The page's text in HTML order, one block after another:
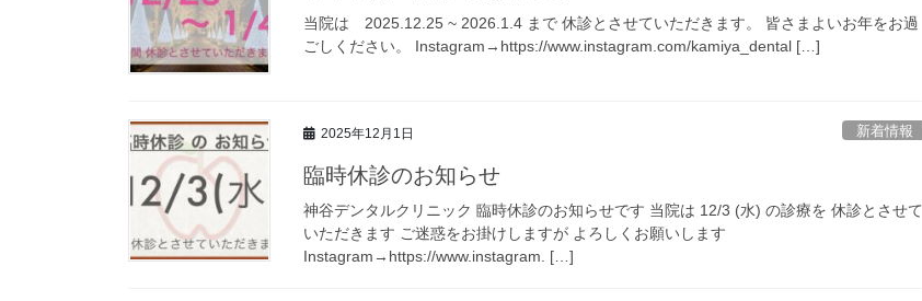
当院は 2025.12.25 ~ 2026.1.4 まで 休診とさせていただきます。 皆さまよいお年をお過
ごしください。 Instagram→https://www.instagram.com/kamiya_dental […]
2025年12月1日 新着情報
臨時休診のお知らせ
神谷デンタルクリニック 臨時休診のお知らせです 当院は 12/3 (水) の診療を 休診とさせて
いただきます ご迷惑をお掛けしますが よろしくお願いします
Instagram→https://www.instagram. […]